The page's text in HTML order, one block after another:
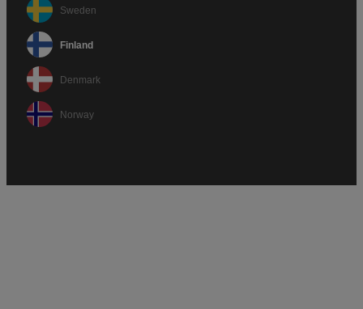
Sweden
Finland
Denmark
Norway